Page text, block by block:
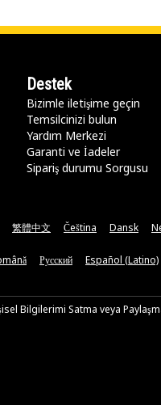
Destek
Bizimle iletişime geçin
Temsilcinizi bulun
Yardım Merkezi
Garanti ve İadeler
Sipariş durumu Sorgusu
繁體中文 Čeština Dansk
Русский Español (Latino)
Bilgilerimi Satma veya